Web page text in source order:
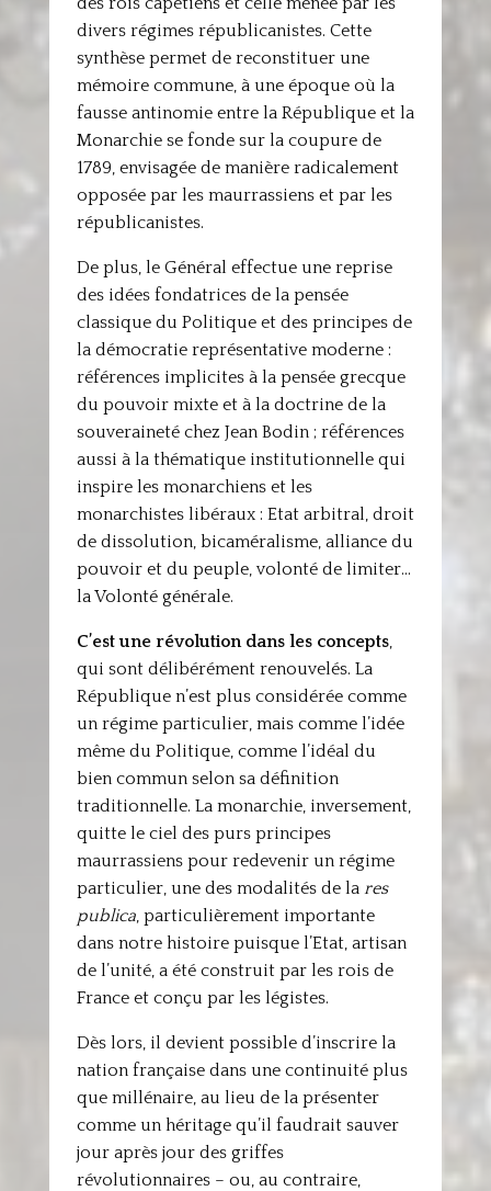
divers régimes républicanistes. Cette
synthèse permet de reconstituer une
mémoire commune, à une époque où la
fausse antinomie entre la République et la
Monarchie se fonde sur la coupure de
1789, envisagée de manière radicalement
opposée par les maurrassiens et par les
républicanistes.
De plus, le Général effectue une reprise
des idées fondatrices de la pensée
classique du Politique et des principes de
la démocratie représentative moderne :
références implicites à la pensée grecque
du pouvoir mixte et à la doctrine de la
souveraineté chez Jean Bodin ; références
aussi à la thématique institutionnelle qui
inspire les monarchiens et les
monarchistes libéraux : Etat arbitral, droit
de dissolution, bicaméralisme, alliance du
pouvoir et du peuple, volonté de limiter…
la Volonté générale.
C’est une révolution dans les concepts,
qui sont délibérément renouvelés. La
République n’est plus considérée comme
un régime particulier, mais comme l’idée
même du Politique, comme l’idéal du
bien commun selon sa définition
traditionnelle. La monarchie, inversement,
quitte le ciel des purs principes
maurrassiens pour redevenir un régime
particulier, une des modalités de la res
publica, particulièrement importante
dans notre histoire puisque l’Etat, artisan
de l’unité, a été construit par les rois de
France et conçu par les légistes.
Dès lors, il devient possible d’inscrire la
nation française dans une continuité plus
que millénaire, au lieu de la présenter
comme un héritage qu’il faudrait sauver
jour après jour des griffes
révolutionnaires – ou, au contraire,